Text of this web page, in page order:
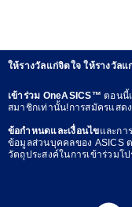
ให้รางวัลแก่จิตใจ ให้รางวัล
เข้าร่วม OneASICS™ตอนนี้
สมาชิกเท่านั้น!การสมัครแสด
ข้อกำหนดและเงื่อนไขและกา
ข้อมูลส่วนบุคคลของ ASICS
วัตถุประสงค์ในการเข้าร่วมโ